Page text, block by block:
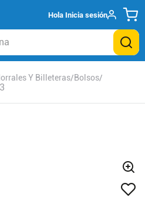
Hola Inicia sesión
Y Billeteras Bolsos